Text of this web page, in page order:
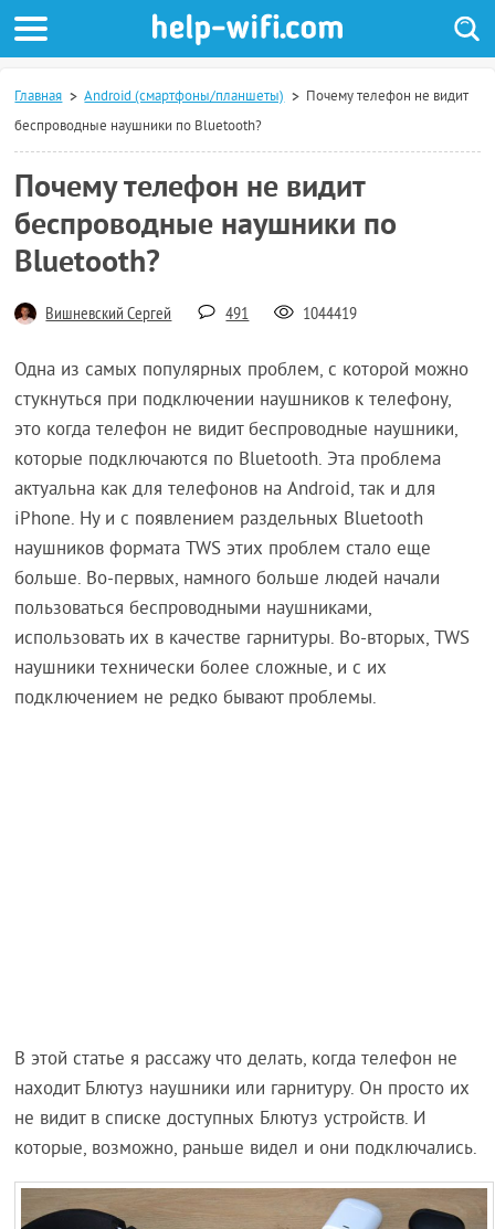
Главная Android (смартфоны/планшеты)
Почему телефон не видит
беспроводные наушники по Bluetooth?
Почему телефон не видит
беспроводные наушники по
Bluetooth?
Вишневский Сергей 491 1044419
Одна из самых популярных проблем, с которой можно
стукнуться при подключении наушников к телефону,
это когда телефон не видит беспроводные наушники,
которые подключаются по Bluetooth. Эта проблема
актуальна как для телефонов на Android, так и для
iPhone. Ну и с появлением раздельных Bluetooth
наушников формата TWS этих проблем стало еще
больше. Во-первых, намного больше людей начали
пользоваться беспроводными наушниками,
использовать их в качестве гарнитуры. Во-вторых, TWS
наушники технически более сложные, и с их
подключением не редко бывают проблемы.
В этой статье я рассажу что делать, когда телефон не
находит Блютуз наушники или гарнитуру. Он просто их
не видит в списке доступных Блютуз устройств. И
которые, возможно, раньше видел и они подключались.